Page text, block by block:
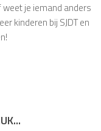
je iemand anders
kinderen bij SJDT en